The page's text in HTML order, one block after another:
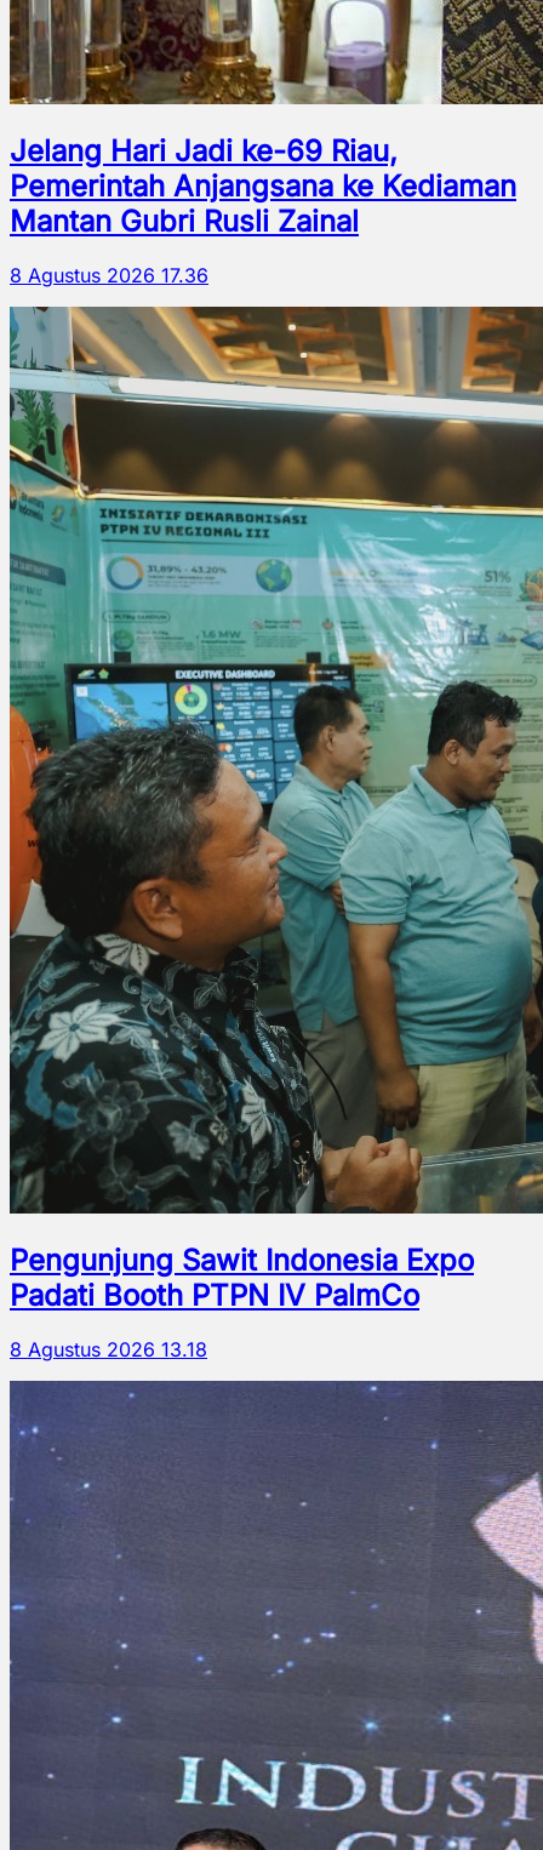
Jelang Hari Jadi ke-69 Riau,
Pemerintah Anjangsana ke Kediaman
Mantan Gubri Rusli Zainal
8 Agustus 2026 17.36
Pengunjung Sawit Indonesia Expo
Padati Booth PTPN IV PalmCo
8 Agustus 2026 13.18